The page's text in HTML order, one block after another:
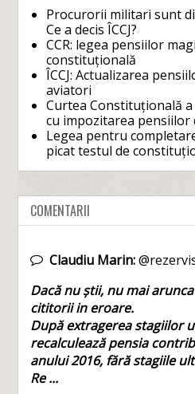
Procurorii militari sunt
Ce a decis ÎCCJ?
CCR: legea pensiilor
constituțională
ÎCCJ: Actualizarea
aviatori
Curtea Constituțională a
cu impozitarea pensiilor
Legea pentru
picat testul de
COMENTARII
Claudiu Marin:
Dacă nu știi, nu mai
cititorii in eroare.
După extragerea stagiilor
recalculează pensia
anului 2016, fără stagiile
Re ...